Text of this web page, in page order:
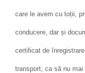
care le avem cu toții,
conducere, dar și
certificat de
transport, ca să nu